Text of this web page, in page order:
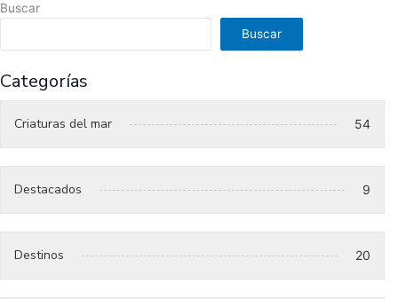
Buscar
Buscar
Categorías
Criaturas del mar 54
Destacados 9
Destinos 20